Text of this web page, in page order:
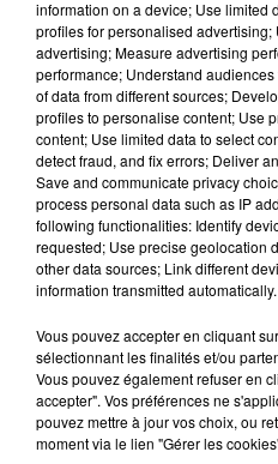
écrit l’acteur tout en ne
de leur soutien.
Voir cette publication sur
Une publication partagée par
information on a device; Use limited
profiles for personalised
advertising; Measure advertising
performance; Understand
of data from different sources;
profiles to personalise content; Use
content; Use limited data to select
detect fraud, and fix errors; Deliver
Save and communicate privacy
process personal data such as IP
following functionalities: Identify
requested; Use precise geolocation
other data sources; Link different
information transmitted automatically.
Vous pouvez accepter en cliquant
sélectionnant les finalités et/ou
Vous pouvez également refuser en
accepter". Vos préférences ne
pouvez mettre à jour vos choix, ou
moment via le lien "Gérer les